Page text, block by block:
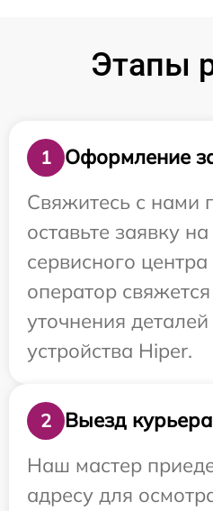
Этапы
1
Оформление
Свяжитесь с нами
оставьте заявку
сервисного
оператор
уточнения
устройства Hiper.
2
Выезд
Наш мастер
адресу для